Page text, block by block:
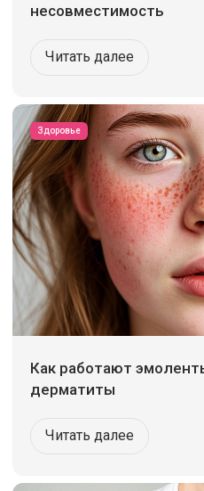
несовместимость
Читать далее
Здоровье
Как работают
дерматиты
Читать далее